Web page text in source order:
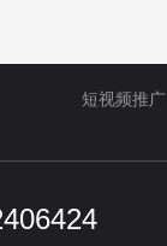
短视频推广